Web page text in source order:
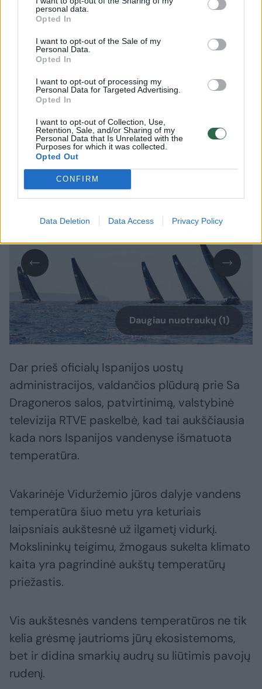
personal data.
Opted In
I want to opt-out of the Sale of my
Personal Data.
Opted In
I want to opt-out of processing my
Personal Data for Targeted Advertising.
Opted In
I want to opt-out of Collection, Use,
Retention, Sale, and/or Sharing of my
Personal Data that Is Unrelated with the
Purposes for which it was collected.
Opted Out
CONFIRM
Data Deletion Data Access Privacy Policy
Lrytas.lt
Viduržemio jūra vis labiau šyla: matavimo
plūduras prie Maljorkos krantų užfiksavo
33,02 laipsnio, pranešė Ispanijos
nacionalinė meteorologijos tarnyba
„Aemet“.
Daugiau nuotraukų (1)
Dar prieš oficialų Ispanijos uostų
administracijos, valdančios plūdurą prie Sa
Dragoneros salos, patvirtinimą, valstybinė
televizija RTVE paskelbė, kad tai aukščiausia
kada nors Ispanijos vandenyse išmatuota
temperatūra.
Vakarinėje Viduržemio jūros dalyje vandens
temperatūra šiuo metu yra keturiais
laipsniais aukštesnė už ilgametį vidurkį.
Mokslininkų teigimu, žmogaus sukelta klimato
kaita yra pagrindinė aukštų temperatūrų
priežastis.
Vis aukštesnės vandens temperatūros ne tik
kelia grėsmę jautrioms jūrų ekosistemoms,
bet ir didina smarkių audrų su liūtimis pavojų
rudenį.